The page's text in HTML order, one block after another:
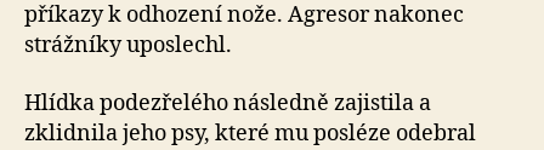
příkazy k odhození nože. Agresor nakonec
strážníky uposlechl.
Hlídka podezřelého následně zajistila a
zklidnila jeho psy, které mu posléze odebral